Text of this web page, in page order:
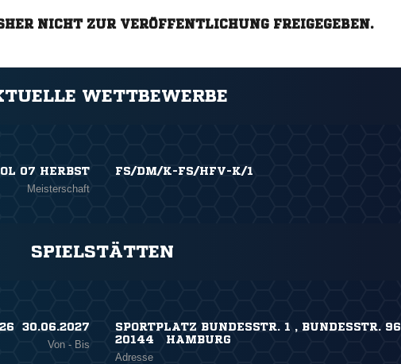
NICHT ZUR VERÖFFENTLICHUNG FREIGEGEBEN.
WETTBEWERBE
07 HERBST
Meisterschaft
FS/DM/K-FS/HFV-K/1
SPIELSTÄTTEN
30.06.2027
Von - Bis
SPORTPLATZ BUNDESSTR. 1 , BUNDESSTR. 96
20144 HAMBURG
Adresse